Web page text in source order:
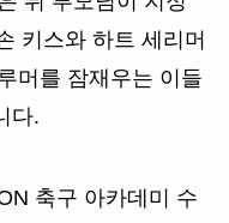
키스와 하트 세리머
머를 잠재우는 이들
다.
축구 아카데미 수